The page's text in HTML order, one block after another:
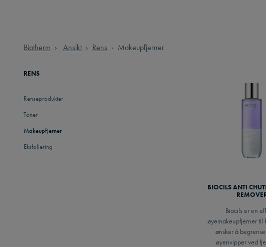
Biotherm Ansikt Rens Makeupfjerner
RENS
Renseprodukter
Toner
Makeupfjerner
Eksfoliering
BIOCILS ANTI
Biocils er en
øyemakeupfjerner til
ønsker å
øyenvipper ved